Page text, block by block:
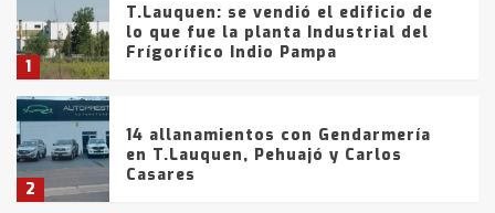
1
T.Lauquen: se vendió el edificio de
lo que fue la planta Industrial del
Frígorífico Indio Pampa
2
14 allanamientos con Gendarmería
en T.Lauquen, Pehuajó y Carlos
Casares